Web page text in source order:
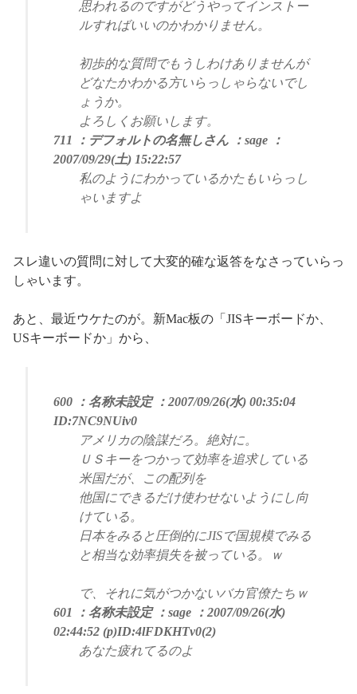
思われるのですがどうやってインストー
ルすればいいのかわかりません。
初歩的な質問でもうしわけありませんが
どなたかわかる方いらっしゃらないでし
ょうか。
よろしくお願いします。
711 ：デフォルトの名無しさん ：sage ：
2007/09/29(土) 15:22:57
私のようにわかっているかたもいらっし
ゃいますよ
スレ違いの質問に対して大変的確な返答をなさっていらっ
しゃいます。
あと、最近ウケたのが。新Mac板の「JISキーボードか、
USキーボードか」から、
600 ：名称未設定 ：2007/09/26(水) 00:35:04
ID:7NC9NUiv0
アメリカの陰謀だろ。絶対に。
ＵＳキーをつかって効率を追求している
米国だが、この配列を
他国にできるだけ使わせないようにし向
けている。
日本をみると圧倒的にJISで国規模でみる
と相当な効率損失を被っている。ｗ
で、それに気がつかないバカ官僚たちｗ
601 ：名称未設定 ：sage ：2007/09/26(水)
02:44:52 (p)ID:4lFDKHTv0(2)
あなた疲れてるのよ